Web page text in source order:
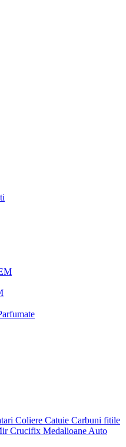
Coliere Catuie Carbuni fitile
Crucifix Medalioane Auto